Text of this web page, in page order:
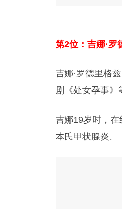
第2位：吉娜·
吉娜·罗德里格
剧《处女孕事》
吉娜19岁时，
本氏甲状腺炎。